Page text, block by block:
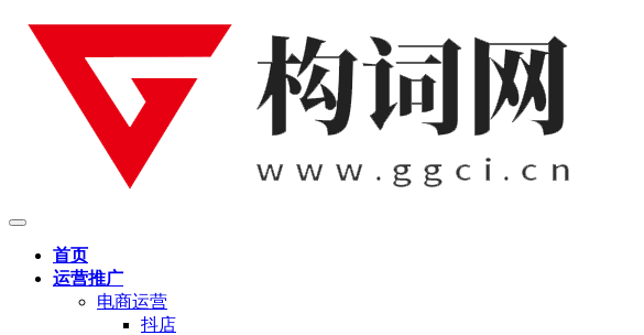
首页
运营推广
电商运营
抖店